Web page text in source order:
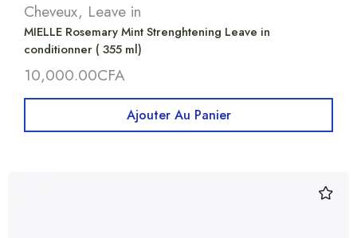
Cheveux, Leave in
MIELLE Rosemary Mint Strenghtening Leave in
conditionner ( 355 ml)
10,000.00CFA
Ajouter Au Panier